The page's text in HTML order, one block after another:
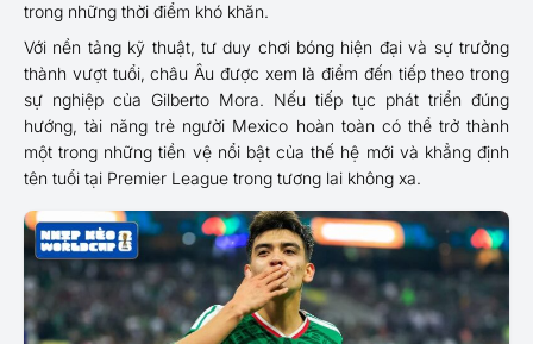
trong những thời điểm khó khăn.
Với nền tảng kỹ thuật, tư duy chơi bóng hiện đại và sự trưởng
thành vượt tuổi, châu Âu được xem là điểm đến tiếp theo trong
sự nghiệp của Gilberto Mora. Nếu tiếp tục phát triển đúng
hướng, tài năng trẻ người Mexico hoàn toàn có thể trở thành
một trong những tiền vệ nổi bật của thế hệ mới và khẳng định
tên tuổi tại Premier League trong tương lai không xa.